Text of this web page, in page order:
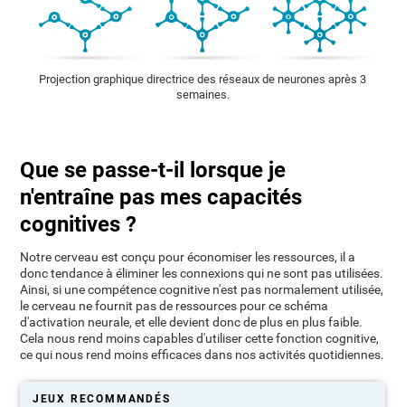
Projection graphique directrice des réseaux de neurones après 3
semaines.
Que se passe-t-il lorsque je
n'entraîne pas mes capacités
cognitives ?
Notre cerveau est conçu pour économiser les ressources, il a
donc tendance à éliminer les connexions qui ne sont pas utilisées.
Ainsi, si une compétence cognitive n'est pas normalement utilisée,
le cerveau ne fournit pas de ressources pour ce schéma
d'activation neurale, et elle devient donc de plus en plus faible.
Cela nous rend moins capables d'utiliser cette fonction cognitive,
ce qui nous rend moins efficaces dans nos activités quotidiennes.
JEUX RECOMMANDÉS